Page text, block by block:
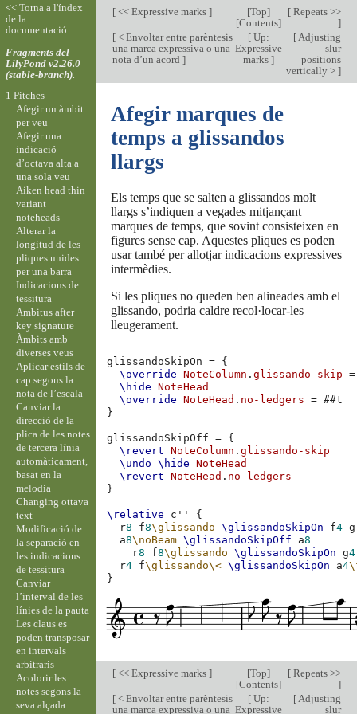
[<< Expressive marks ] [Top]
[Contents]
[Repeats >>
]
[< Envoltar entre parèntesis
una marca expressiva o una
nota d’un acord ]
[Up:
Expressive
marks ]
[Adjusting
slur
positions
vertically > ]
Afegir marques de
temps a glissandos
llargs
Els temps que se salten a glissandos molt
llargs s’indiquen a vegades mitjançant
marques de temps, que sovint consisteixen en
figures sense cap. Aquestes pliques es poden
usar també per allotjar indicacions expressives
intermèdies.
Si les pliques no queden ben alineades amb el
glissando, podria caldre recol·locar-les
lleugerament.
glissandoSkipOn = {
\override
NoteColumn .glissando-skip
=
\hide
NoteHead
\override
NoteHead . no-ledgers = ##t
}
glissandoSkipOff = {
\revert
NoteColumn .glissando-skip
\undo
\hide
NoteHead
\revert
NoteHead . no-ledgers
}
\relative c''
{
r8 f8\glissando \glissandoSkipOn f4 g
a8\noBeam \glissandoSkipOff a8
r8 f8\glissando \glissandoSkipOn g4
r4 f\glissando\< \glissandoSkipOn a4
}
[<< Expressive marks ] [Top]
[Contents]
[Repeats >>
]
[< Envoltar entre parèntesis
una marca expressiva o una
[Up:
Expressive
[Adjusting
slur
<< Torna a l'índex
de la
documentació
Fragments del
LilyPond v2.26.0
(stable-branch).
1 Pitches
Afegir un àmbit
per veu
Afegir una
indicació
d’octava alta a
una sola veu
Aiken head thin
variant
noteheads
Alterar la
longitud de les
pliques unides
per una barra
Indicacions de
tessitura
Ambitus after
key signature
Àmbits amb
diverses veus
Aplicar estils de
cap segons la
nota de l’escala
Canviar la
direcció de la
plica de les notes
de tercera línia
automàticament,
basat en la
melodia
Changing ottava
text
Modificació de
la separació en
les indicacions
de tessitura
Canviar
l’interval de les
línies de la pauta
Les claus es
poden transposar
en intervals
arbitraris
Acolorir les
notes segons la
seva alçada